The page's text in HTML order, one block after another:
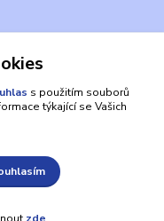
je společnost
zástupcem, ani výhradním
SONY a jsou zde
výrobků. Jiná jména
s použitím souborů
týkající se Vašich
zde